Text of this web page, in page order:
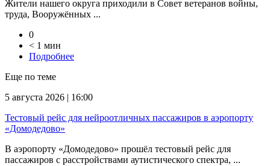
Жители нашего округа приходили в Совет ветеранов войны,
труда, Вооружённых ...
0
< 1 мин
Подробнее
Еще по теме
5 августа 2026 | 16:00
Тестовый рейс для нейроотличных пассажиров в аэропорту
«Домодедово»
В аэропорту «Домодедово» прошёл тестовый рейс для
пассажиров с расстройствами аутистического спектра, ...